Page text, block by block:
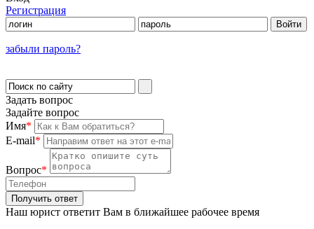
Регистрация
забыли пароль?
Задать вопрос
Задайте вопрос
Имя*
E-mail*
Вопрос*
Наш юрист ответит Вам в ближайшее рабочее время